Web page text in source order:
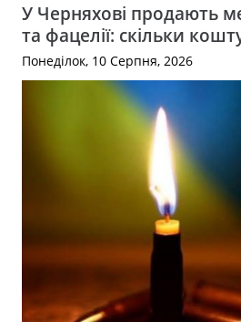
У Черняхові продають
та фацелії: скільки
Понеділок, 10 Серпня, 2026